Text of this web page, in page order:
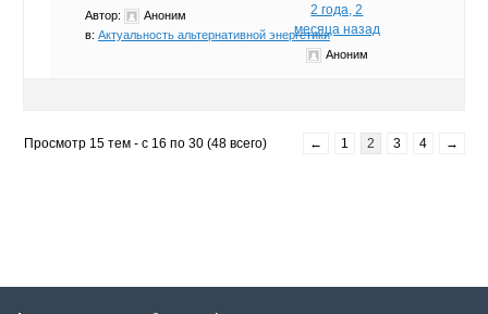
Автор:
Аноним
в: Актуальность альтернативной энергетики
2 года, 2
месяца назад
Аноним
Просмотр 15 тем - с 16 по 30 (48 всего) ← 1 2 3 4 →